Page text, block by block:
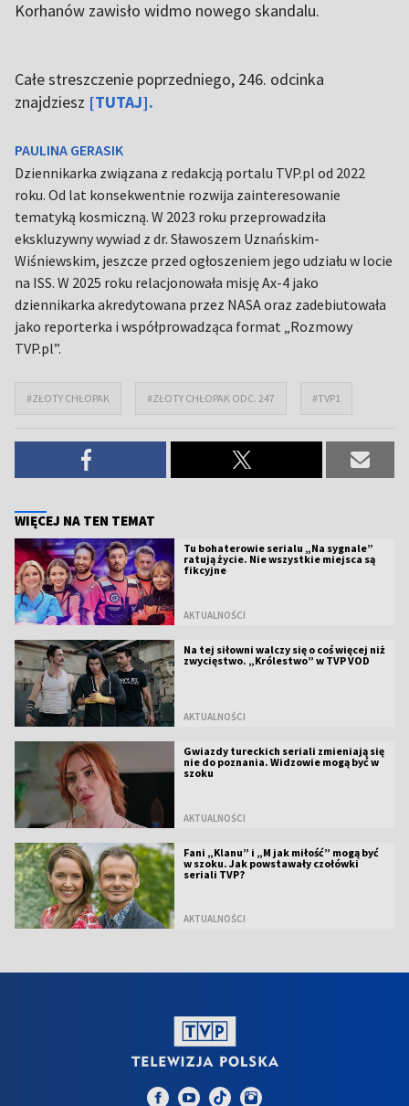
Korhanów zawisło widmo nowego skandalu.
Całe streszczenie poprzedniego, 246. odcinka
znajdziesz [TUTAJ].
PAULINA GERASIK
Dziennikarka związana z redakcją portalu TVP.pl od 2022
roku. Od lat konsekwentnie rozwija zainteresowanie
tematyką kosmiczną. W 2023 roku przeprowadziła
ekskluzywny wywiad z dr. Sławoszem Uznańskim-
Wiśniewskim, jeszcze przed ogłoszeniem jego udziału w locie
na ISS. W 2025 roku relacjonowała misję Ax-4 jako
dziennikarka akredytowana przez NASA oraz zadebiutowała
jako reporterka i współprowadząca format „Rozmowy
TVP.pl”.
#ZŁOTY CHŁOPAK #ZŁOTY CHŁOPAK ODC. 247 #TVP1
WIĘCEJ NA TEN TEMAT
Tu bohaterowie serialu „Na sygnale”
ratują życie. Nie wszystkie miejsca są
fikcyjne
AKTUALNOŚCI
Na tej siłowni walczy się o coś więcej niż
zwycięstwo. „Królestwo” w TVP VOD
AKTUALNOŚCI
Gwiazdy tureckich seriali zmieniają się
nie do poznania. Widzowie mogą być w
szoku
AKTUALNOŚCI
Fani „Klanu” i „M jak miłość” mogą być
w szoku. Jak powstawały czołówki
seriali TVP?
AKTUALNOŚCI